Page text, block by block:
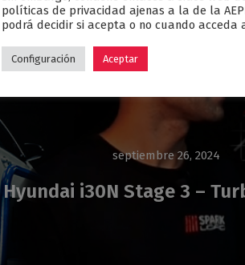
septiembre 26, 2024
Hyundai i30N Stage 3 –
políticas de privacidad ajenas a la de la
podrá decidir si acepta o no cuando acceda
Configuración Aceptar